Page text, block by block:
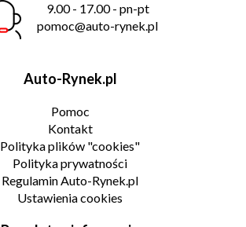
9.00 - 17.00 - pn-pt
pomoc@auto-rynek.pl
Auto-Rynek.pl
Pomoc
Kontakt
Polityka plików "cookies"
Polityka prywatności
Regulamin Auto-Rynek.pl
Ustawienia cookies